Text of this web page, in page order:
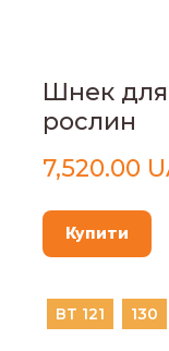
Шнек
рослин
7,520.00
Купити
ВТ 121 130